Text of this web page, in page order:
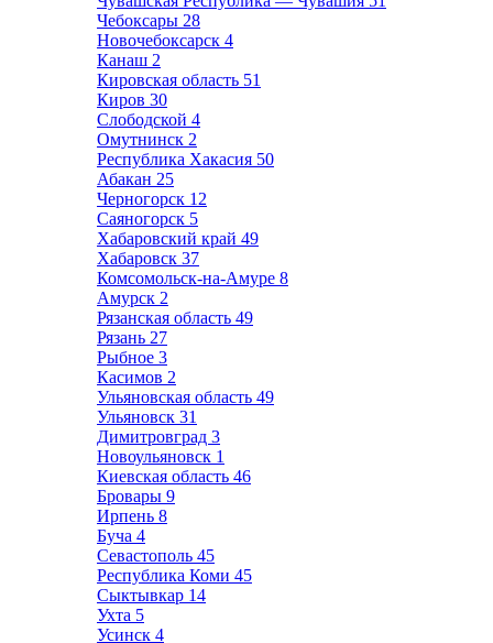
Чебоксары 28
Новочебоксарск 4
Канаш 2
Кировская область 51
Киров 30
Слободской 4
Омутнинск 2
Республика Хакасия 50
Абакан 25
Черногорск 12
Саяногорск 5
Хабаровский край 49
Хабаровск 37
Комсомольск-на-Амуре 8
Амурск 2
Рязанская область 49
Рязань 27
Рыбное 3
Касимов 2
Ульяновская область 49
Ульяновск 31
Димитровград 3
Новоульяновск 1
Киевская область 46
Бровары 9
Ирпень 8
Буча 4
Севастополь 45
Республика Коми 45
Сыктывкар 14
Ухта 5
Усинск 4